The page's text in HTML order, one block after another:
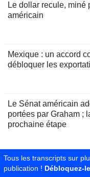
Le dollar recule, miné
américain
Mexique : un accord
débloquer les
Le Sénat américain
portées par Graham ;
prochaine étape
Plus d'actualités
Tous les transcripts sur
publication ! Débloquez-